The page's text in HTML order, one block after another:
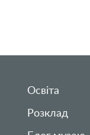
Освіта
Розклад